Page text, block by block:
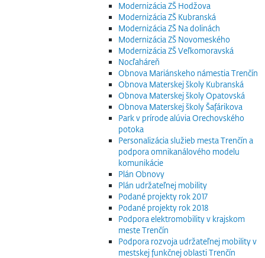
Modernizácia ZŠ Hodžova
Modernizácia ZŠ Kubranská
Modernizácia ZŠ Na dolinách
Modernizácia ZŠ Novomeského
Modernizácia ZŠ Veľkomoravská
Nocľaháreň
Obnova Mariánskeho námestia Trenčín
Obnova Materskej školy Kubranská
Obnova Materskej školy Opatovská
Obnova Materskej školy Šafárikova
Park v prírode alúvia Orechovského
potoka
Personalizácia služieb mesta Trenčín a
podpora omnikanálového modelu
komunikácie
Plán Obnovy
Plán udržateľnej mobility
Podané projekty rok 2017
Podané projekty rok 2018
Podpora elektromobility v krajskom
meste Trenčín
Podpora rozvoja udržateľnej mobility v
mestskej funkčnej oblasti Trenčín